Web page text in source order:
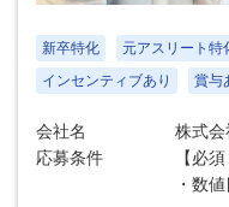
新卒特化 元アスリート特
インセンティブあり
賞与
会社名
株式
応募条件
【必
・数